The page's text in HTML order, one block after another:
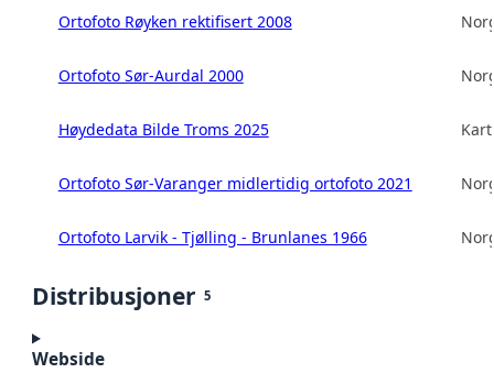
Ortofoto Røyken rektifisert 2008
Ortofoto Sør-Aurdal 2000
Høydedata Bilde Troms 2025
Ortofoto Sør-Varanger midlertidig ortofoto 2021
Ortofoto Larvik - Tjølling - Brunlanes 1966
Distribusjoner 5
Webside